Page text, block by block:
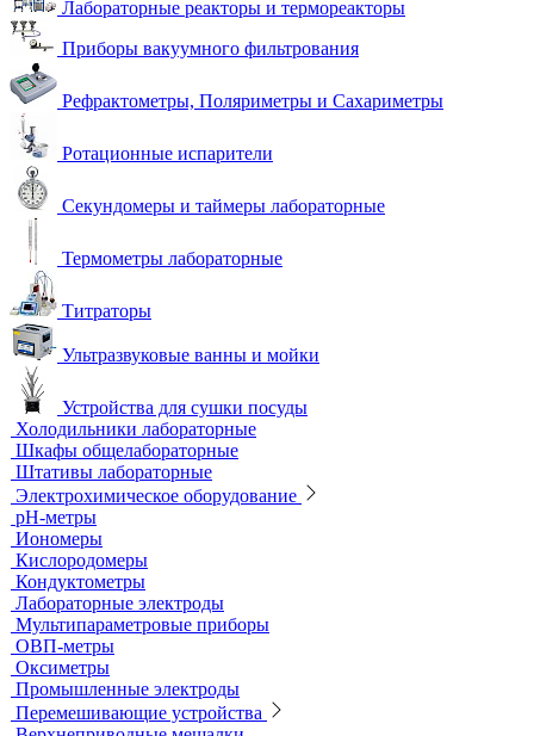
Лабораторные реакторы и термореакторы
Приборы вакуумного фильтрования
Рефрактометры, Поляриметры и Сахариметры
Ротационные испарители
Секундомеры и таймеры лабораторные
Термометры лабораторные
Титраторы
Ультразвуковые ванны и мойки
Устройства для сушки посуды
Холодильники лабораторные
Шкафы общелабораторные
Штативы лабораторные
Электрохимическое оборудование
pH-метры
Иономеры